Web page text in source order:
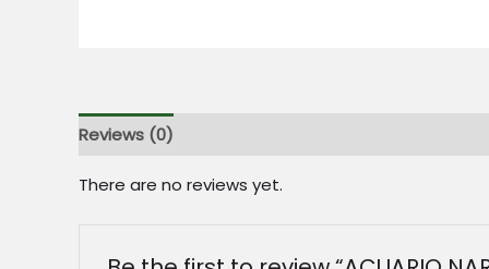
Reviews (0)
There are no reviews yet.